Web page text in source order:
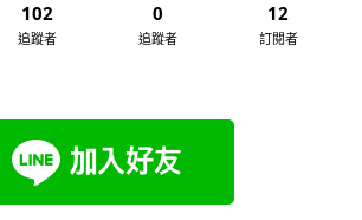
102
追蹤者
0
追蹤者
12
訂閱者